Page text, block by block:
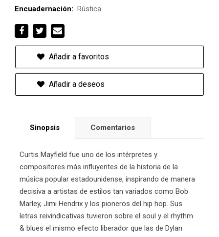
Encuadernación:
Rústica
Añadir a favoritos
Añadir a deseos
Sinopsis Comentarios
Curtis Mayfield fue uno de los intérpretes y
compositores más influyentes de la historia de la
música popular estadounidense, inspirando de manera
decisiva a artistas de estilos tan variados como Bob
Marley, Jimi Hendrix y los pioneros del hip hop. Sus
letras reivindicativas tuvieron sobre el soul y el rhythm
& blues el mismo efecto liberador que las de Dylan